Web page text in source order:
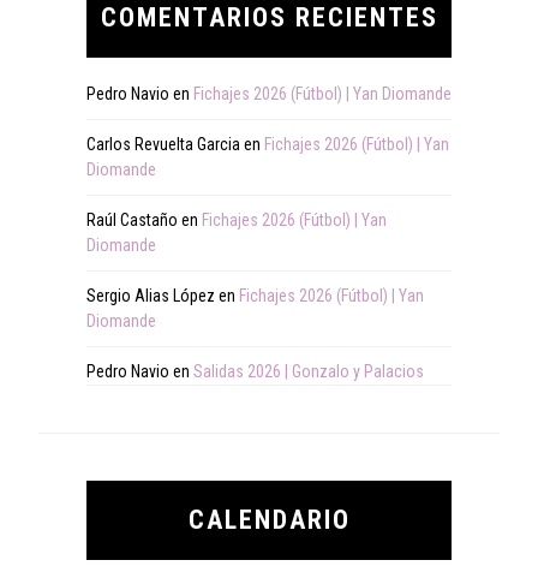
COMENTARIOS RECIENTES
Pedro Navio en Fichajes 2026 (Fútbol) | Yan Diomande
Carlos Revuelta Garcia en Fichajes 2026 (Fútbol) | Yan
Diomande
Raúl Castaño en Fichajes 2026 (Fútbol) | Yan
Diomande
Sergio Alias López en Fichajes 2026 (Fútbol) | Yan
Diomande
Pedro Navio en Salidas 2026 | Gonzalo y Palacios
CALENDARIO